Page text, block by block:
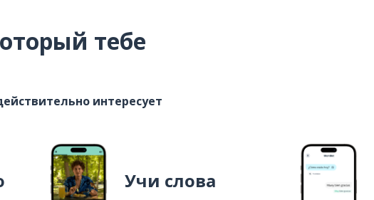
тебе
интересует
Учи слова